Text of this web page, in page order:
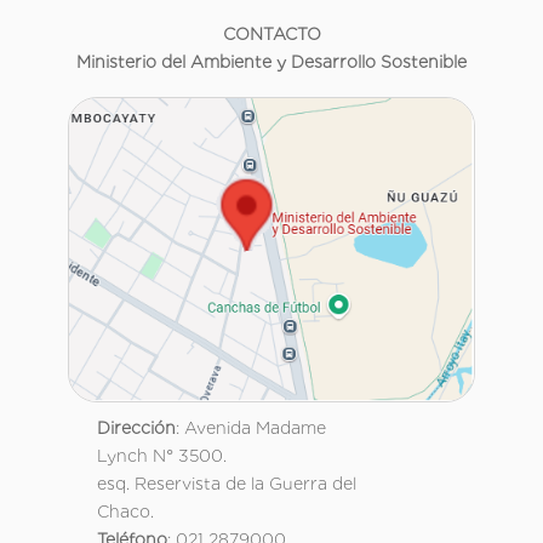
CONTACTO
Ministerio del Ambiente y Desarrollo Sostenible
Dirección: Avenida Madame
Lynch N° 3500.
esq. Reservista de la Guerra del
Chaco.